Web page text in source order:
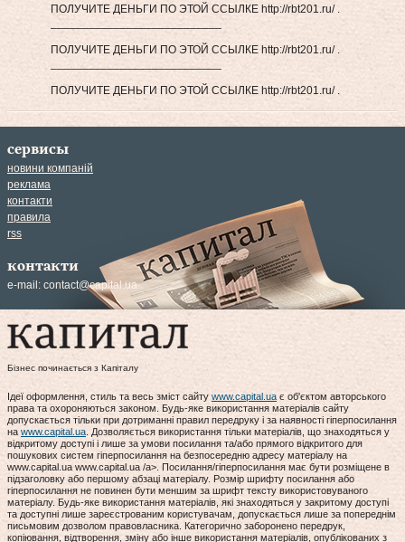
ПОЛУЧИТЕ ДЕНЬГИ ПО ЭТОЙ ССЫЛКЕ http://rbt201.ru/ .
ПОЛУЧИТЕ ДЕНЬГИ ПО ЭТОЙ ССЫЛКЕ http://rbt201.ru/ .
ПОЛУЧИТЕ ДЕНЬГИ ПО ЭТОЙ ССЫЛКЕ http://rbt201.ru/ .
сервисы
новини компаній
реклама
контакти
правила
rss
контакти
e-mail: contact@capital.ua
Бізнес починається з Капіталу
Ідеї оформлення, стиль та весь зміст сайту www.capital.uaє об'єктом авторського
права та охороняються законом. Будь-яке використання матеріалів сайту
допускається тільки при дотриманні правил передруку і за наявності гіперпосилання
на www.capital.ua. Дозволяється використання тільки матеріалів, що знаходяться у
відкритому доступі і лише за умови посилання та/або прямого відкритого для
пошукових систем гіперпосилання на безпосередню адресу матеріалу на
www.capital.ua www.capital.ua /a>. Посилання/гіперпосилання має бути розміщене в
підзаголовку або першому абзаці матеріалу. Розмір шрифту посилання або
гіперпосилання не повинен бути меншим за шрифт тексту використовуваного
матеріалу. Будь-яке використання матеріалів, які знаходяться у закритому доступі
та доступні лише зареєстрованим користувачам, допускається лише за попереднім
письмовим дозволом правовласника. Категорично заборонено передрук,
копіювання, відтворення, зміну або інше використання матеріалів, опублікованих з